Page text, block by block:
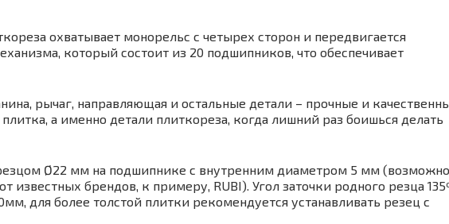
охватывает монорельс с четырех сторон и передвигается
который состоит из 20 подшипников, что обеспечивает
рычаг, направляющая и остальные детали – прочные и
а именно детали плиткореза, когда лишний раз боишься делать
Ø22 мм на подшипнике с внутренним диаметром 5 мм (возможно
известных брендов, к примеру, RUBI). Угол заточки родного резца
для более толстой плитки рекомендуется устанавливать резец с